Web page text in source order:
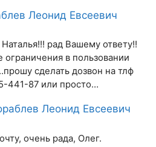
Леонид Евсеевич
рад Вашему ответу!!
в пользовании
сделать дозвон на тлф
441-87 или просто…
Леонид Евсеевич
очень рада, Олег.